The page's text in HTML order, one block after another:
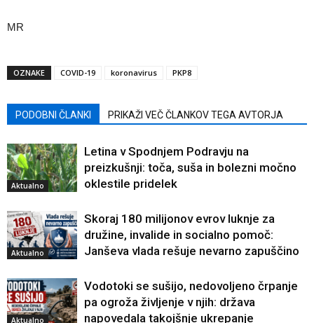
MR
OZNAKE COVID-19 koronavirus PKP8
PODOBNI ČLANKI PRIKAŽI VEČ ČLANKOV TEGA AVTORJA
Aktualno
Letina v Spodnjem Podravju na
preizkušnji: toča, suša in bolezni močno
oklestile pridelek
Aktualno
Skoraj 180 milijonov evrov luknje za
družine, invalide in socialno pomoč:
Janševa vlada rešuje nevarno zapuščino
Aktualno
Vodotoki se sušijo, nedovoljeno črpanje
pa ogroža življenje v njih: država
napovedala takojšnje ukrepanje